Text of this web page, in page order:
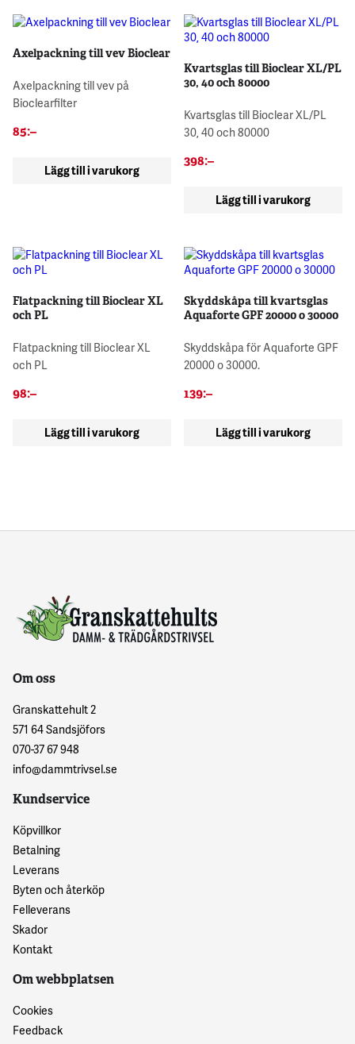
Axelpackning till vev Bioclear
Axelpackning till vev på
Bioclearfilter
85:–
Lägg till i varukorg
Kvartsglas till Bioclear XL/PL
30, 40 och 80000
Kvartsglas till Bioclear XL/PL
30, 40 och 80000
398:–
Lägg till i varukorg
Flatpackning till Bioclear XL
och PL
Flatpackning till Bioclear XL
och PL
98:–
Lägg till i varukorg
Skyddskåpa till kvartsglas
Aquaforte GPF 20000 o 30000
Skyddskåpa för Aquaforte GPF
20000 o 30000.
139:–
Lägg till i varukorg
Om oss
Granskattehult 2
571 64 Sandsjöfors
070-37 67 948
info@dammtrivsel.se
Kundservice
Köpvillkor
Betalning
Leverans
Byten och återköp
Felleverans
Skador
Kontakt
Om webbplatsen
Cookies
Feedback